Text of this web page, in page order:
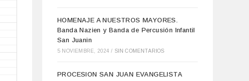
HOMENAJE A NUESTROS MAYORES.
Banda Nazien y Banda de Percusión Infantil
San Juanin
5 NOVIEMBRE, 2024 / SIN COMENTARIOS
PROCESION SAN JUAN EVANGELISTA